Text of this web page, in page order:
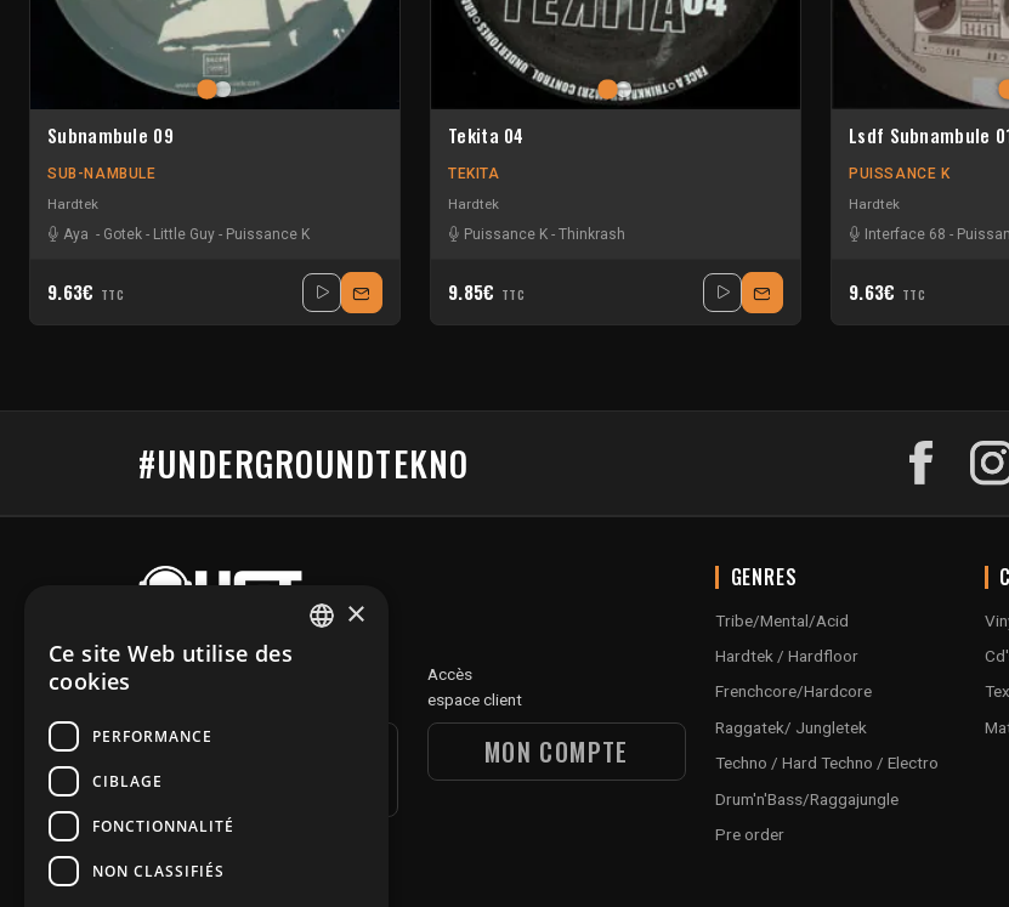
Subnambule 09
SUB-NAMBULE
Hardtek
Aya - Gotek - Little Guy - Puissance K
9.63€ TTC
Tekita 04
TEKITA
Hardtek
Puissance K - Thinkrash
9.85€ TTC
Lsdf Subnambule
PUISSANCE K
Hardtek
Interface 68 -
9.63€ TTC
#UNDERGROUNDTEKNO
UGT DIGITAL
Accès
espace client
MON COMPTE
GENRES
Tribe/Mental/Acid
Hardtek / Hardfloor
Frenchcore/Hardcore
Raggatek/ Jungletek
Techno / Hard Techno / Electro
Drum'n'Bass/Raggajungle
Pre order
×
Ce site Web utilise des
cookies
PERFORMANCE
CIBLAGE
FONCTIONNALITÉ
NON CLASSIFIÉS